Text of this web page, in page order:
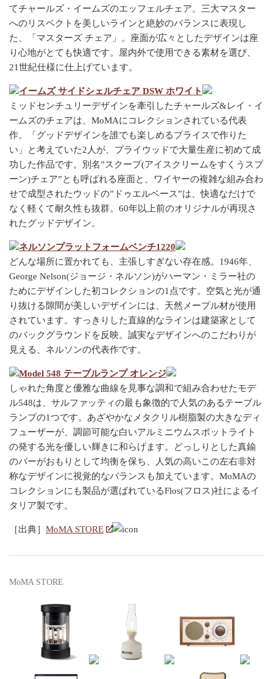
てチャールズ・イームズのエッフェルチェア。三大マスター
へのリスペクトを美しいラインと絶妙のバランスに表現し
た、「マスターズ チェア」。座面が広々としたデザインは座
り心地がとても快適です。屋内外で使用できる素材を選び、
21世紀仕様に仕上げています。
イームズ サイドシェルチェア DSW ホワイト
ミッドセンチュリーデザインを牽引したチャールズ&レイ・イ
ームズのチェアは、MoMAにコレクションされている代表
作。「グッドデザインを誰でも楽しめるプライスで作りた
い」と考えていた2人が、プライウッドで大量生産に初めて成
功した作品です。別名”スクープ(アイスクリームをすくうスプ
ーン)チェア”とも呼ばれる座面と、ワイヤーの複雑な組み合わ
せで成型されたウッドの”ドゥエルベース”は、快適なだけで
なく軽くて耐久性も抜群。60年以上前のオリジナルが再現さ
れたグッドデザイン。
ネルソンプラットフォームベンチ1220
どんな場所に置かれても、主張しすぎない存在感。1946年、
George Nelson(ジョージ・ネルソン)がハーマン・ミラー社の
ためにデザインした初コレクションの1点です。空気と光が通
り抜ける隙間が美しいデザインには、天然メープル材が使用
されています。すっきりした直線的なラインは建築家として
のバックグラウンドを反映。誠実なデザインへのこだわりが
見える、ネルソンの代表作です。
Model 548 テーブルランプ オレンジ
しゃれた角度と優雅な曲線を見事な調和で組み合わせたモデ
ル548は、サルファッティの最も象徴的で人気のあるテーブル
ランプの1つです。あざやかなメタクリル樹脂製の大きなディ
フューザーが、調節可能な白いアルミニウムスポットライト
の発する光を優しい輝きに和らげます。どっしりとした真鍮
のバーがおもりとして均衡を保ち、人気の高いこの左右非対
称なデザインに視覚的なバランスも加えています。MoMAの
コレクションにも製品が選ばれているFlos(フロス)社によるイ
タリア製です。
［出典］ MoMA STORE
MoMA STORE